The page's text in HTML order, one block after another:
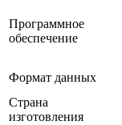
Программное
обеспечение
Формат данных
Страна
изготовления